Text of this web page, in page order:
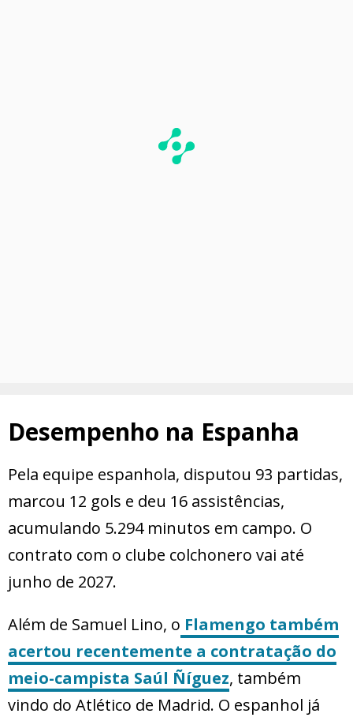
Desempenho na Espanha
Pela equipe espanhola, disputou 93 partidas,
marcou 12 gols e deu 16 assistências,
acumulando 5.294 minutos em campo. O
contrato com o clube colchonero vai até
junho de 2027.
Além de Samuel Lino, o Flamengo também
acertou recentemente a contratação do
meio-campista Saúl Ñíguez, também
vindo do Atlético de Madrid. O espanhol já